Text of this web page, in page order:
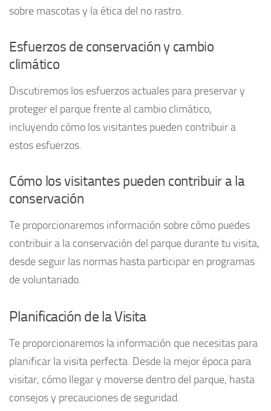
sobre mascotas y la ética del no rastro.
Esfuerzos de conservación y cambio
climático
Discutiremos los esfuerzos actuales para preservar y
proteger el parque frente al cambio climático,
incluyendo cómo los visitantes pueden contribuir a
estos esfuerzos.
Cómo los visitantes pueden contribuir a la
conservación
Te proporcionaremos información sobre cómo puedes
contribuir a la conservación del parque durante tu visita,
desde seguir las normas hasta participar en programas
de voluntariado.
Planificación de la Visita
Te proporcionaremos la información que necesitas para
planificar la visita perfecta. Desde la mejor época para
visitar, cómo llegar y moverse dentro del parque, hasta
consejos y precauciones de seguridad.